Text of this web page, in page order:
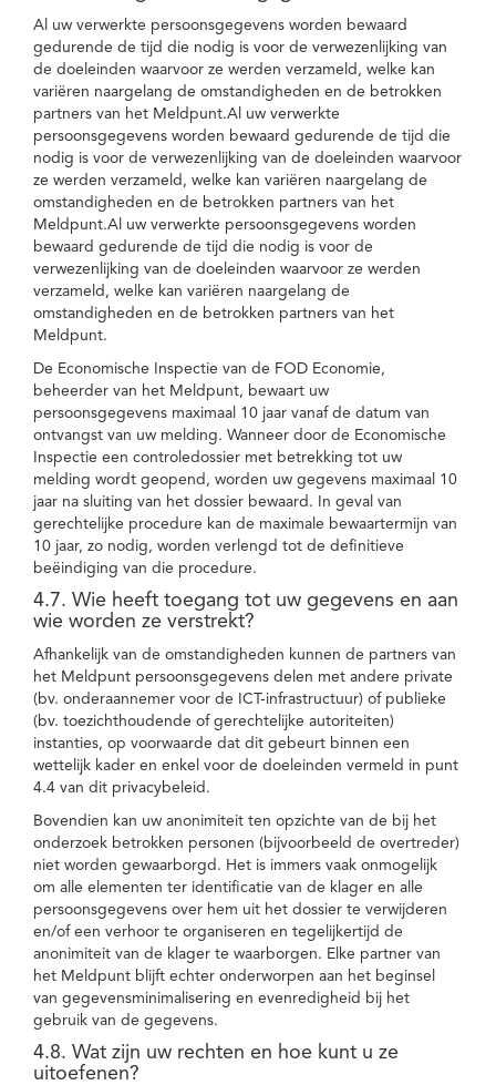
Al uw verwerkte persoonsgegevens worden bewaard
gedurende de tijd die nodig is voor de verwezenlijking van
de doeleinden waarvoor ze werden verzameld, welke kan
variëren naargelang de omstandigheden en de betrokken
partners van het Meldpunt.Al uw verwerkte
persoonsgegevens worden bewaard gedurende de tijd die
nodig is voor de verwezenlijking van de doeleinden waarvoor
ze werden verzameld, welke kan variëren naargelang de
omstandigheden en de betrokken partners van het
Meldpunt.Al uw verwerkte persoonsgegevens worden
bewaard gedurende de tijd die nodig is voor de
verwezenlijking van de doeleinden waarvoor ze werden
verzameld, welke kan variëren naargelang de
omstandigheden en de betrokken partners van het
Meldpunt.
De Economische Inspectie van de FOD Economie,
beheerder van het Meldpunt, bewaart uw
persoonsgegevens maximaal 10 jaar vanaf de datum van
ontvangst van uw melding. Wanneer door de Economische
Inspectie een controledossier met betrekking tot uw
melding wordt geopend, worden uw gegevens maximaal 10
jaar na sluiting van het dossier bewaard. In geval van
gerechtelijke procedure kan de maximale bewaartermijn van
10 jaar, zo nodig, worden verlengd tot de definitieve
beëindiging van die procedure.
4.7. Wie heeft toegang tot uw gegevens en aan
wie worden ze verstrekt?
Afhankelijk van de omstandigheden kunnen de partners van
het Meldpunt persoonsgegevens delen met andere private
(bv. onderaannemer voor de ICT-infrastructuur) of publieke
(bv. toezichthoudende of gerechtelijke autoriteiten)
instanties, op voorwaarde dat dit gebeurt binnen een
wettelijk kader en enkel voor de doeleinden vermeld in punt
4.4 van dit privacybeleid.
Bovendien kan uw anonimiteit ten opzichte van de bij het
onderzoek betrokken personen (bijvoorbeeld de overtreder)
niet worden gewaarborgd. Het is immers vaak onmogelijk
om alle elementen ter identificatie van de klager en alle
persoonsgegevens over hem uit het dossier te verwijderen
en/of een verhoor te organiseren en tegelijkertijd de
anonimiteit van de klager te waarborgen. Elke partner van
het Meldpunt blijft echter onderworpen aan het beginsel
van gegevensminimalisering en evenredigheid bij het
gebruik van de gegevens.
4.8. Wat zijn uw rechten en hoe kunt u ze
uitoefenen?